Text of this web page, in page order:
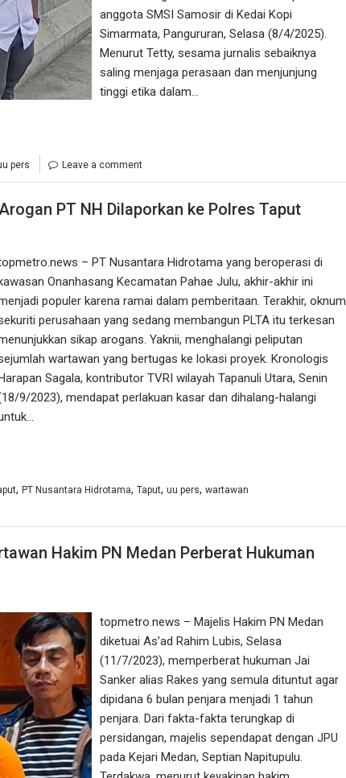
anggota SMSI Samosir di Kedai Kopi
Simarmata, Pangururan, Selasa (8/4/2025).
Menurut Tetty, sesama jurnalis sebaiknya
saling menjaga perasaan dan menjunjung
tinggi etika dalam…
pers Leave a comment
PT NH Dilaporkan ke Polres Taput
– PT Nusantara Hidrotama yang beroperasi di
Onanhasang Kecamatan Pahae Julu, akhir-akhir ini
populer karena ramai dalam pemberitaan. Terakhir, oknum
perusahaan yang sedang membangun PLTA itu terkesan
sikap arogans. Yaknii, menghalangi peliputan
wartawan yang bertugas ke lokasi proyek. Kronologis
Sagala, kontributor TVRI wilayah Tapanuli Utara, Senin
9/2023), mendapat perlakuan kasar dan dihalang-halangi
, PT Nusantara Hidrotama, Taput, uu pers, wartawan
Hakim PN Medan Perberat Hukuman
topmetro.news – Majelis Hakim PN Medan
diketuai As’ad Rahim Lubis, Selasa
(11/7/2023), memperberat hukuman Jai
Sanker alias Rakes yang semula dituntut agar
dipidana 6 bulan penjara menjadi 1 tahun
penjara. Dari fakta-fakta terungkap di
persidangan, majelis sependapat dengan JPU
pada Kejari Medan, Septian Napitupulu.